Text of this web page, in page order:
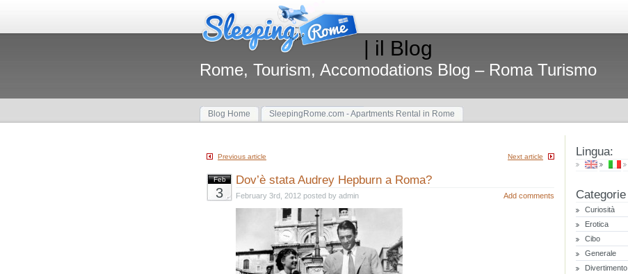
| il Blog
Rome, Tourism, Accomodations Blog – Roma Turismo
Blog Home SleepingRome.com - Apartments Rental in Rome
Previous article Next article
Feb
3
Dov’è stata Audrey Hepburn a Roma?
February 3rd, 2012 posted by admin Add comments
Lingua:
Categorie
Curiosità
Erotica
Cibo
Generale
Divertimento